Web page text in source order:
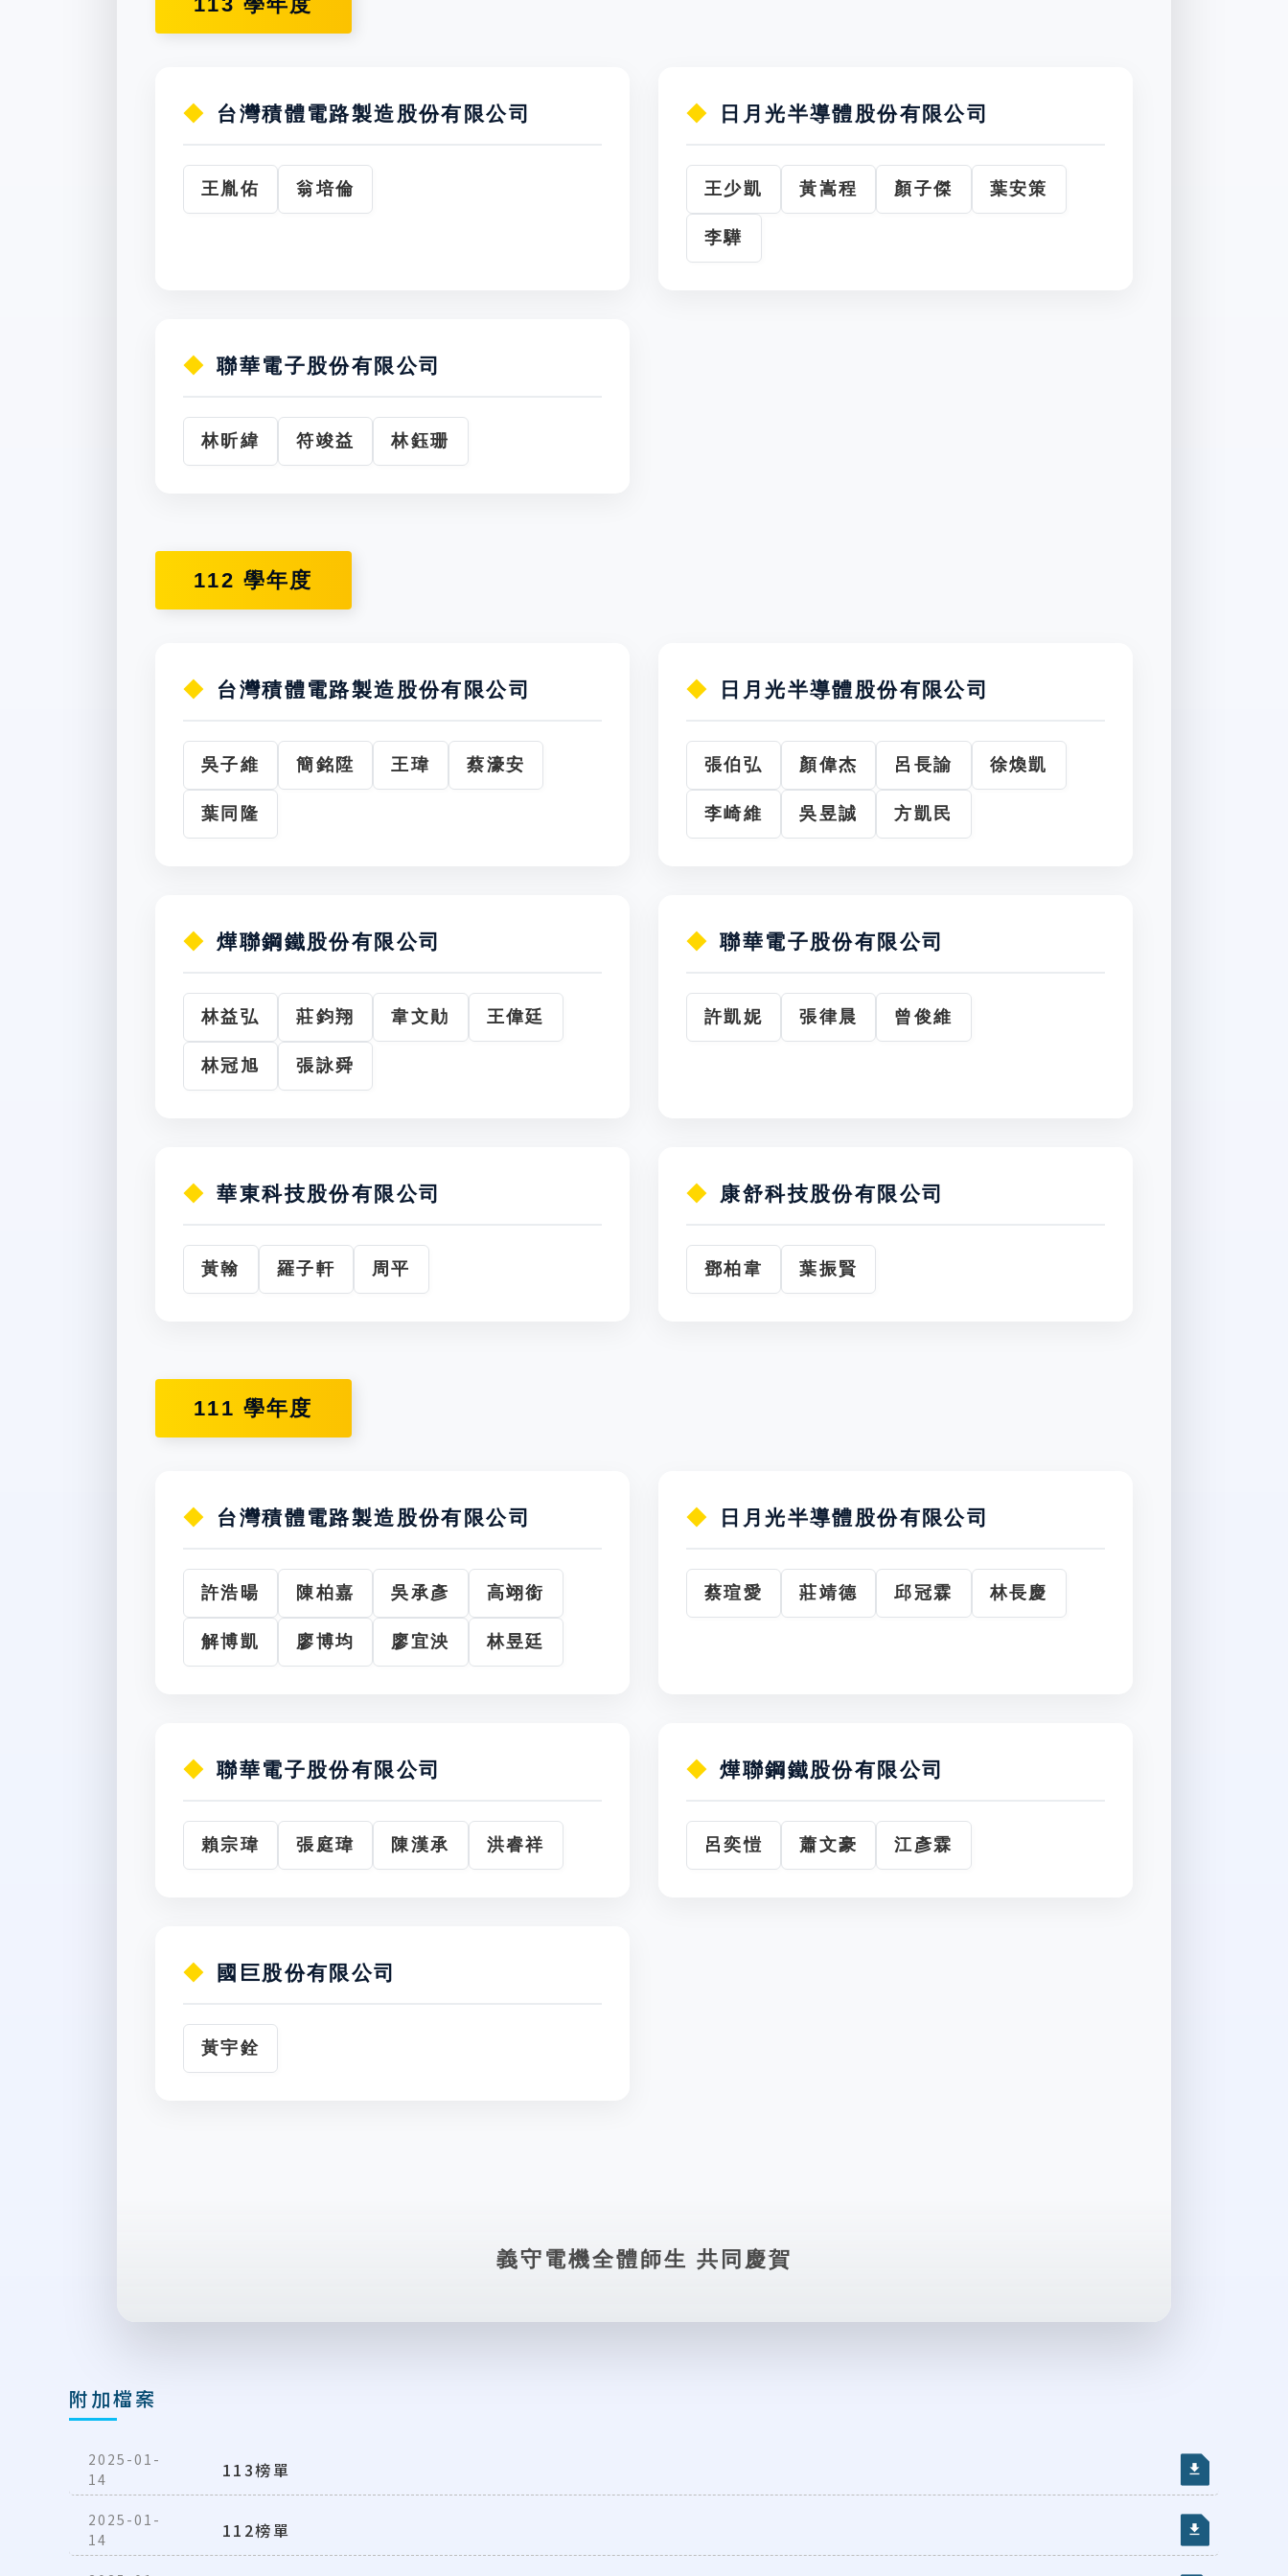
台灣積體電路製造股份有限公司
王胤佑 翁培倫
日月光半導體股份有限公司
王少凱 黃嵩程 顏子傑 葉安策
李驊
聯華電子股份有限公司
林昕緯 符竣益 林鈺珊
112 學年度
台灣積體電路製造股份有限公司
吳子維 簡銘陞 王瑋 蔡濠安
葉同隆
日月光半導體股份有限公司
張伯弘 顏偉杰 呂長諭 徐煥凱
李崎維 吳昱誠 方凱民
燁聯鋼鐵股份有限公司
林益弘 莊鈞翔 韋文勛 王偉廷
林冠旭 張詠舜
聯華電子股份有限公司
許凱妮 張律晨 曾俊維
華東科技股份有限公司
黃翰 羅子軒 周平
康舒科技股份有限公司
鄧柏韋 葉振賢
111 學年度
台灣積體電路製造股份有限公司
許浩暘 陳柏嘉 吳承彥 高翊銜
解博凱 廖博均 廖宜泱 林昱廷
日月光半導體股份有限公司
蔡瑄愛 莊靖德 邱冠霖 林長慶
聯華電子股份有限公司
賴宗瑋 張庭瑋 陳漢承 洪睿祥
燁聯鋼鐵股份有限公司
呂奕愷 蕭文豪 江彥霖
國巨股份有限公司
黃宇銓
義守電機全體師生 共同慶賀
附加檔案
2025-01-
14
113榜單
2025-01-
14
112榜單